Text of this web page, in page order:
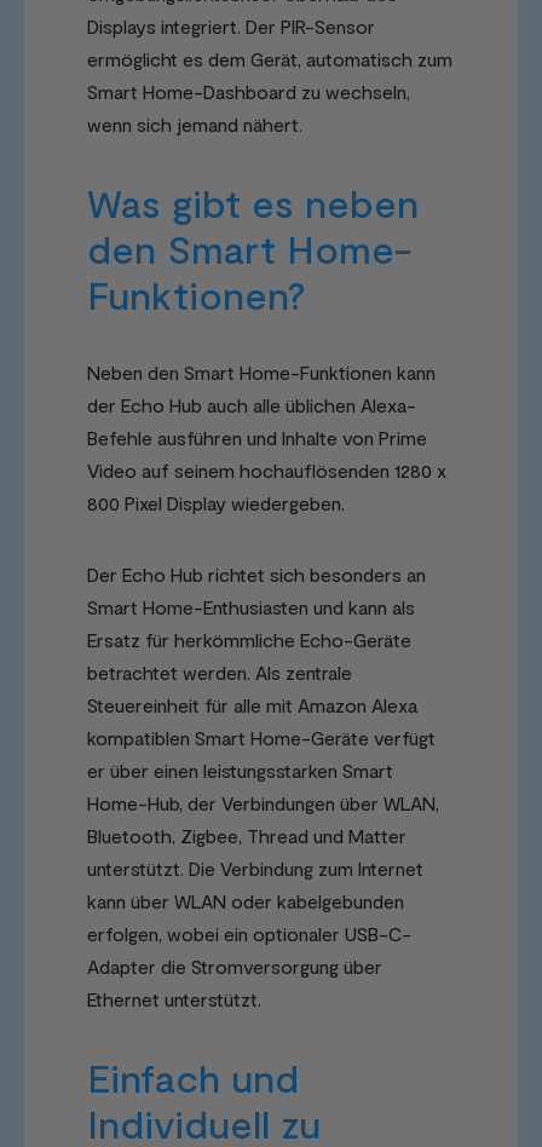
Displays integriert. Der PIR-Sensor
ermöglicht es dem Gerät, automatisch zum
Smart Home-Dashboard zu wechseln,
wenn sich jemand nähert.
Was gibt es neben
den Smart Home-
Funktionen?
Neben den Smart Home-Funktionen kann
der Echo Hub auch alle üblichen Alexa-
Befehle ausführen und Inhalte von Prime
Video auf seinem hochauflösenden 1280 x
800 Pixel Display wiedergeben.
Der Echo Hub richtet sich besonders an
Smart Home-Enthusiasten und kann als
Ersatz für herkömmliche Echo-Geräte
betrachtet werden. Als zentrale
Steuereinheit für alle mit Amazon Alexa
kompatiblen Smart Home-Geräte verfügt
er über einen leistungsstarken Smart
Home-Hub, der Verbindungen über WLAN,
Bluetooth, Zigbee, Thread und Matter
unterstützt. Die Verbindung zum Internet
kann über WLAN oder kabelgebunden
erfolgen, wobei ein optionaler USB-C-
Adapter die Stromversorgung über
Ethernet unterstützt.
Einfach und
Individuell zu